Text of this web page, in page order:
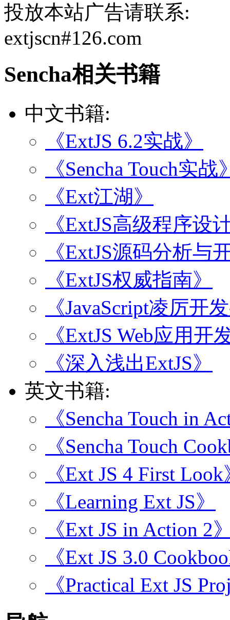
投放本站广告请联系:
extjscn#126.com
Sencha相关书籍
中文书籍:
《ExtJS 6.2实战》
《Sencha Touch实战
《Ext江湖》
《ExtJS高级程序设
《ExtJS源码分析与
《ExtJS权威指南》
《JavaScript凌厉开
《ExtJS Web应用开
《深入浅出ExtJS》
英文书籍:
《Sencha Touch in
《Sencha Touch
《Ext JS 4 First Look
《Learning Ext JS》
《Ext JS in Action 2
《Ext JS 3.0
《Practical Ext JS